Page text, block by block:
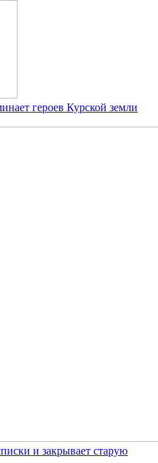
героев Курской земли
и закрывает старую